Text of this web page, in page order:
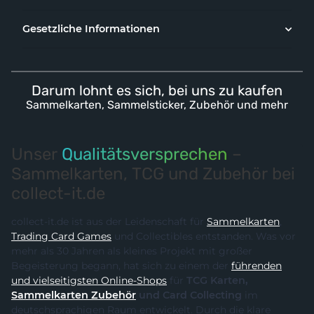
Gesetzliche Informationen
Darum lohnt es sich, bei uns zu kaufen
Sammelkarten, Sammelsticker, Zubehör und mehr
Unser Qualitätsversprechen –
Sammelkarten, TCG und Zubehör bei
collect-it.de
collect-it.de ist aus der Leidenschaft für Sammelkarten,
Trading Card Games und Collectibles entstanden. Was vor
mehr als 30 Jahren als kleines Projekt mit großer
Begeisterung begann, hat sich zu einem der führenden
und vielseitigsten Online-Shops für TCG Karten,
Sammelkarten Zubehör und Card Collecting
im
deutschsprachigen Raum entwickelt. Durch die klare